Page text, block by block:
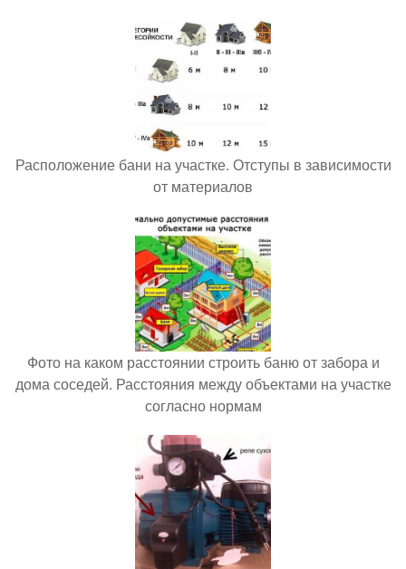
Расположение бани на участке. Отступы в зависимости
от материалов
Фото на каком расстоянии строить баню от забора и
дома соседей. Расстояния между объектами на участке
согласно нормам